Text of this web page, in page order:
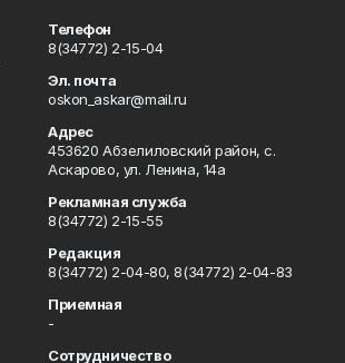
Телефон
8(34772) 2-15-04
Эл. почта
oskon_askar@mail.ru
Адрес
453620 Абзелиловский район, с.
Аскарово, ул. Ленина, 14а
Рекламная служба
8(34772) 2-15-55
Редакция
8(34772) 2-04-80, 8(34772) 2-04-83
Приемная
-
Сотрудничество